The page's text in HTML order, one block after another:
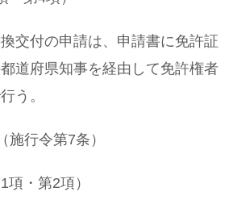
交付の申請は、申請書に免許証
道府県知事を経由して免許権者
う。
施行令第7条）
・第2項）